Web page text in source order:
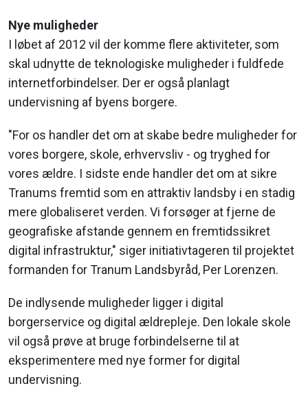
Nye muligheder
I løbet af 2012 vil der komme flere aktiviteter, som
skal udnytte de teknologiske muligheder i fuldfede
internetforbindelser. Der er også planlagt
undervisning af byens borgere.
"For os handler det om at skabe bedre muligheder for
vores borgere, skole, erhvervsliv - og tryghed for
vores ældre. I sidste ende handler det om at sikre
Tranums fremtid som en attraktiv landsby i en stadig
mere globaliseret verden. Vi forsøger at fjerne de
geografiske afstande gennem en fremtidssikret
digital infrastruktur," siger initiativtageren til projektet
formanden for Tranum Landsbyråd, Per Lorenzen.
De indlysende muligheder ligger i digital
borgerservice og digital ældrepleje. Den lokale skole
vil også prøve at bruge forbindelserne til at
eksperimentere med nye former for digital
undervisning.